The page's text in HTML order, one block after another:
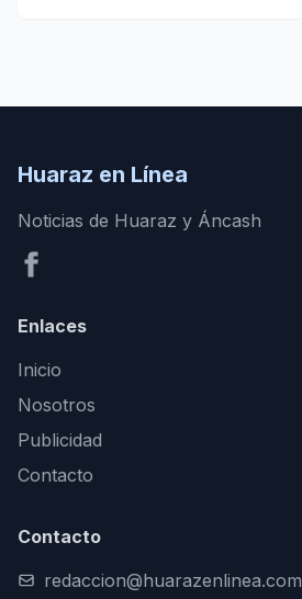
Huaraz en Línea
Noticias de Huaraz y Áncash
Enlaces
Inicio
Nosotros
Publicidad
Contacto
Contacto
redaccion@huarazenlinea.com